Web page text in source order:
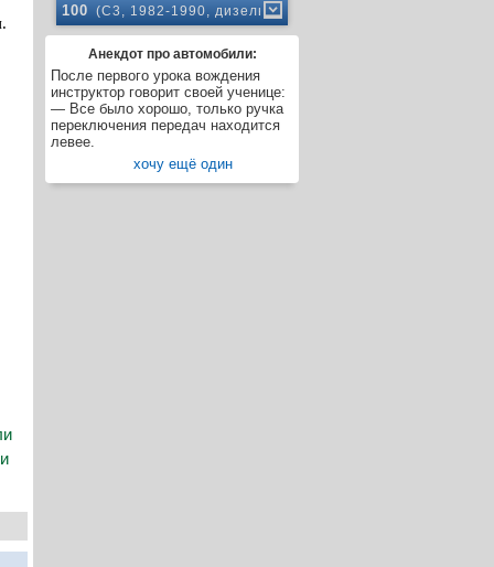
100 (C3, 1982-1990, дизель)
Анекдот про автомобили:
После первого урока вождения
инструктор говорит своей ученице:
— Все было хорошо, только ручка
переключения передач находится
левее.
хочу ещё один